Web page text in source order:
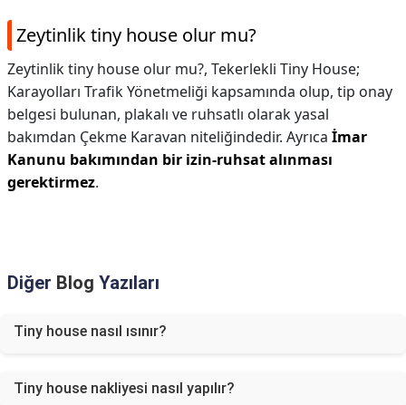
Zeytinlik tiny house olur mu?
Zeytinlik tiny house olur mu?, Tekerlekli Tiny House;
Karayolları Trafik Yönetmeliği kapsamında olup, tip onay
belgesi bulunan, plakalı ve ruhsatlı olarak yasal
bakımdan Çekme Karavan niteliğindedir. Ayrıca İmar
Kanunu bakımından bir izin-ruhsat alınması
gerektirmez.
Diğer Blog Yazıları
Tiny house nasıl ısınır?
Tiny house nakliyesi nasıl yapılır?